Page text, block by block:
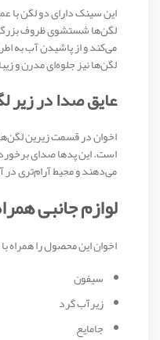
لگن‌ها شستشوی ظروف بزرگ
می‌کند و از پاشیدن آب به
لگن‌ها نیز جلوه‌ای مدرن و
عایق صدا در زیر
اخوان در قسمت زیرین
است. این پدها صدای
می‌دهند و محیط آرام‌تری در
لوازم جانبی
اخوان این محصول را همراه
سیفون
زیرآب گرد
جامایع